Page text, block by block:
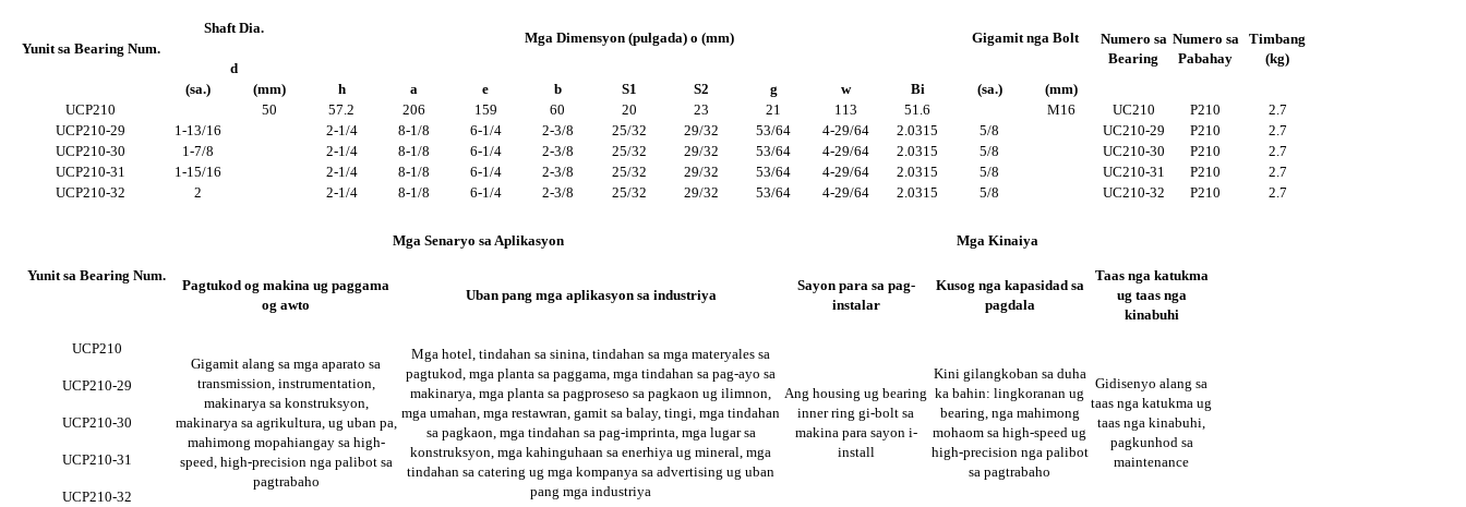
Yunit sa Bearing Num.
Shaft Dia.
Mga Dimensyon (pulgada) o (mm) Gigamit nga Bolt
Numero sa
Bearing
Numero sa
Pabahay
Timbang
(kg)
d
(sa.)
(mm) h a e b S1 S2 g w Bi (sa.)
(mm)
UCP210
50 57.2 206 159 60 20 23 21 113 51.6 M16 UC210 P210
2.7
UCP210-29
1-13/16 2-1/4 8-1/8 6-1/4 2-3/8 25/32 29/32 53/64 4-29/64 2.0315 5/8 UC210-29 P210
2.7
UCP210-30
1-7/8 2-1/4 8-1/8 6-1/4 2-3/8 25/32 29/32 53/64 4-29/64 2.0315 5/8 UC210-30 P210
2.7
UCP210-31
1-15/16 2-1/4 8-1/8 6-1/4 2-3/8 25/32 29/32 53/64 4-29/64 2.0315 5/8 UC210-31 P210
2.7
UCP210-32
2 2-1/4 8-1/8 6-1/4 2-3/8 25/32 29/32 53/64 4-29/64 2.0315 5/8 UC210-32 P210 2.7
Yunit sa Bearing Num.
Mga Senaryo sa Aplikasyon Mga Kinaiya
Pagtukod og makina ug paggama
og awto
Uban pang mga aplikasyon sa industriya
Sayon para sa pag-
instalar
Kusog nga kapasidad sa
pagdala
Taas nga katukma
ug taas nga
kinabuhi
UCP210
Gigamit alang sa mga aparato sa
transmission, instrumentation,
makinarya sa konstruksyon,
makinarya sa agrikultura, ug uban pa,
mahimong mopahiangay sa high-
speed, high-precision nga palibot sa
pagtrabaho
Mga hotel, tindahan sa sinina, tindahan sa mga materyales sa
pagtukod, mga planta sa paggama, mga tindahan sa pag-ayo sa
makinarya, mga planta sa pagproseso sa pagkaon ug ilimnon,
mga umahan, mga restawran, gamit sa balay, tingi, mga tindahan
sa pagkaon, mga tindahan sa pag-imprinta, mga lugar sa
konstruksyon, mga kahinguhaan sa enerhiya ug mineral, mga
tindahan sa catering ug mga kompanya sa advertising ug uban
pang mga industriya
Ang housing ug bearing
inner ring gi-bolt sa
makina para sayon ​​i-
install
Kini gilangkoban sa duha
ka bahin: lingkoranan ug
bearing, nga mahimong
mohaom sa high-speed ug
high-precision nga palibot
sa pagtrabaho
Gidisenyo alang sa
taas nga katukma ug
taas nga kinabuhi,
pagkunhod sa
maintenance
UCP210-29
UCP210-30
UCP210-31
UCP210-32